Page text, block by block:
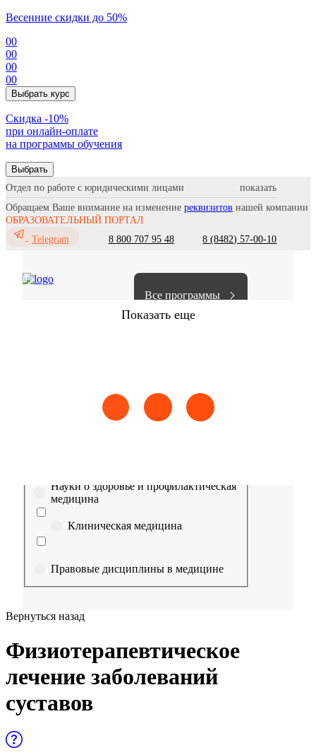
Весенние скидки до 50%
00
00
00
00
Выбрать курс
Cкидка -10%
при онлайн-оплате
на программы обучения
Выбрать
Отдел по работе с юридическими лицами
Обращаем Ваше внимание на изменение реквизитов нашей компании
ОБРАЗОВАТЕЛЬНЫЙ ПОРТАЛ
Telegram
8 800 707 95 48 8 (8482) 57-00-10
Все программы
Показать еще
Сестринское дело Эпидемиология Медицинская помощь
Выберите направление
Науки о здоровье и профилактическая
медицина
Клиническая медицина
Правовые дисциплины в медицине
медицине
науки
Вернуться назад
Физиотерапевтическое
лечение заболеваний
суставов